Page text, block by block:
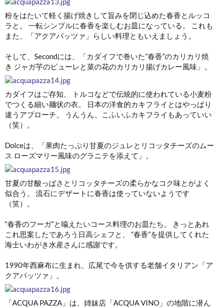
粉をはたいて軽く揚げ焼きして旨みを閉じ込めた春香とルッコ
ラと。 一転シンプルに春香を楽しむお皿になっている。 これも
また、「アクアパッツァ」らしい料理ともいえましょう。
そして、Secondには、「カダイフで巻いた”春香”のカリカリ焼
き ジャガ芋のピューレと菜の花のカリカリ揚げカレー風味」。
カダイフはご存知、 トルコなどで伝統的に使われている小麦粉
でつくる細い麺状の衣。 日本の洋食的カキフライとはやっぱり
違うアプローチ。 うんうん、こふいふカキフライもあっていい
（笑）。
Dolceは、「果肉たっぷり甘夏のジュレとリコッタチーズのムー
ス ローズマリー風味のグラニテを添えて」。
甘夏の甘酸っぱさとリコッタチーズの柔らかなコク味とがよく
似合う。 流石にデザートに春香は使っていないようです
（笑）。
“春香のフーガ”と喩えたいコース料理のお皿たち。 きっとあれ
これ思案したであろう日高シェフと、 “春香”を提供してくれた
海士いわがき水産さんに感謝です。
1990年西麻布に生まれ、広尾で今を供する老舗イタリアン「ア
クアパッツァ」。
「ACQUA PAZZA」は、姉妹店「ACQUA VINO」の地階に潜ん